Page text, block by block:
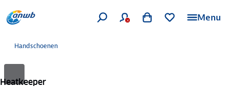
Menu
Handschoenen
Heatkeeper